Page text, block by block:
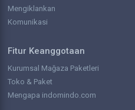
Mengiklankan
Komunikasi
Fitur Keanggotaan
Kurumsal Mağaza Paketleri
Toko & Paket
Mengapa indomindo.com